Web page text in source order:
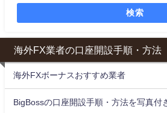
検索
海外FX業者の口座開設手順・方法
海外FXボーナスおすすめ業者
BigBossの口座開設手順・方法を写真付